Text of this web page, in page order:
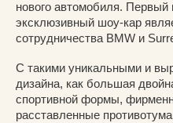
нового автомобиля.
эксклюзивный шоу-кар
сотрудничества BMW и
С такими уникальными и
дизайна, как большая
спортивной формы,
расставленные